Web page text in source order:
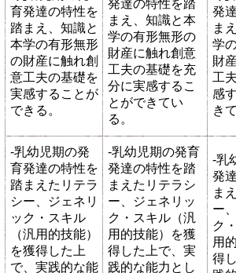
育発達の特性を
踏まえ、知識と
本学の有形無形
の財産に触れ創
意工夫の基礎を
実感することが
できる。
発達の特性を踏
まえ、知識と本
学の有形無形の
財産に触れ創意
工夫の基礎を充
分に実感するこ
とができてい
る。
発
ま
学
財
工
感
き
-乳幼児期の発
育発達の特性を
踏まえたリテラ
シー、ジェネリ
ック・スキル
（汎用的技能）
を獲得した上
で、実践的な能
-乳幼児期の発育
発達の特性を踏
まえたリテラシ
ー、ジェネリッ
ク・スキル（汎
用的技能）を獲
得した上で、実
践的な能力とし
-乳
発
ま
ー
ク
用
得